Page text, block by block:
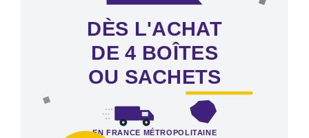
DÈS L'ACHAT
DE 4 BOÎTES
OU SACHETS
EN FRANCE MÉTROPOLITAINE